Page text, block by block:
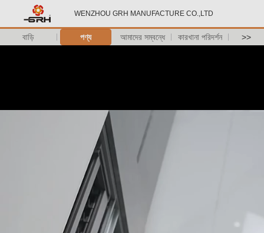
WENZHOU GRH MANUFACTURE CO.,LTD
বাড়ি পণ্য আমাদের সম্বন্ধে কারখানা পরিদর্শন >>